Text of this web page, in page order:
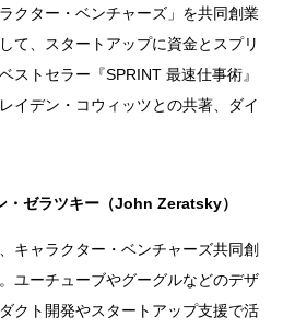
クター・ベンチャーズ」を共同創業
て、スタートアップに資金とスプリ
ストセラー『SPRINT 最速仕事術』
イデン・コウィッツとの共著、ダイ
・ゼラツキー（John Zeratsky）
キャラクター・ベンチャーズ共同創
ユーチューブやグーグルなどのデザ
クト開発やスタートアップ支援で活